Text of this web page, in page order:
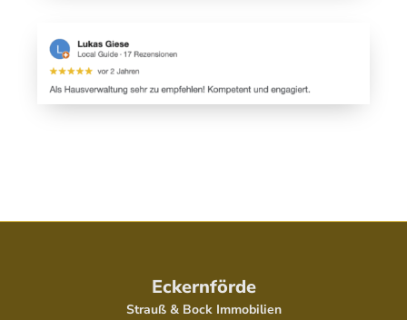
Eckernförde
Strauß & Bock Immobilien